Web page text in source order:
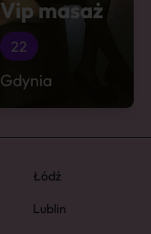
Vip masaż
22
Gdynia
Łódź
Lublin